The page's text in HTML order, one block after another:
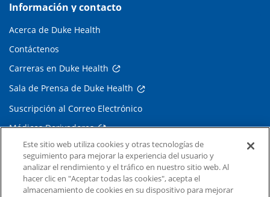
Información y contacto
Acerca de Duke Health
Contáctenos
Carreras en Duke Health
Sala de Prensa de Duke Health
Suscripción al Correo Electrónico
Médicos Derivadores
Enlaces relacionados
Duke Cancer Institute
Este sitio web utiliza cookies y otras tecnologías de
seguimiento para mejorar la experiencia del usuario y
analizar el rendimiento y el tráfico en nuestro sitio web. Al
hacer clic en "Aceptar todas las cookies", acepta el
almacenamiento de cookies en su dispositivo para mejorar